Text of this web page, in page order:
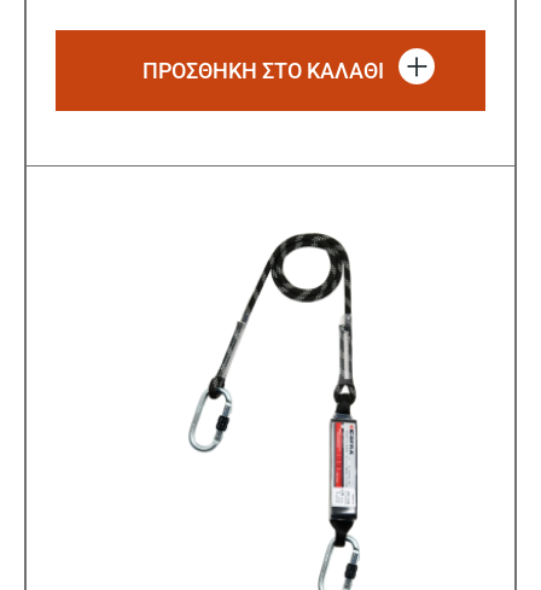
ΠΡΟΣΘΗΚΗ ΣΤΟ ΚΑΛΑΘΙ